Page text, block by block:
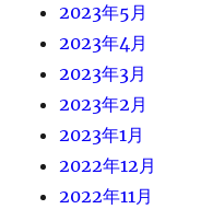
2023年5月
2023年4月
2023年3月
2023年2月
2023年1月
2022年12月
2022年11月